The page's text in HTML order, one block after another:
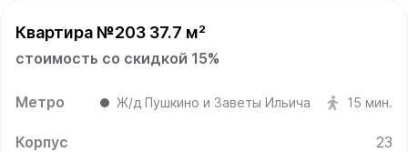
Квартира №203 37.7 м²
стоимость со скидкой 15%
Метро Ж/д Пушкино и Заветы Ильича 15 мин.
Корпус 23